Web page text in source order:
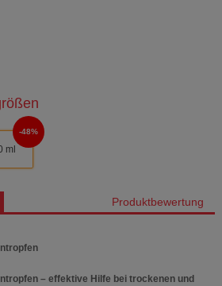
ml
48%
Produktbewertung
– effektive Hilfe bei trockenen und